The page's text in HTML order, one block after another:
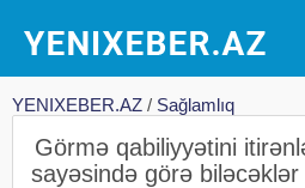
YENIXEBER.AZ / Sağlamlıq
Görmə qabiliyyətini
sayəsində görə biləcəklər